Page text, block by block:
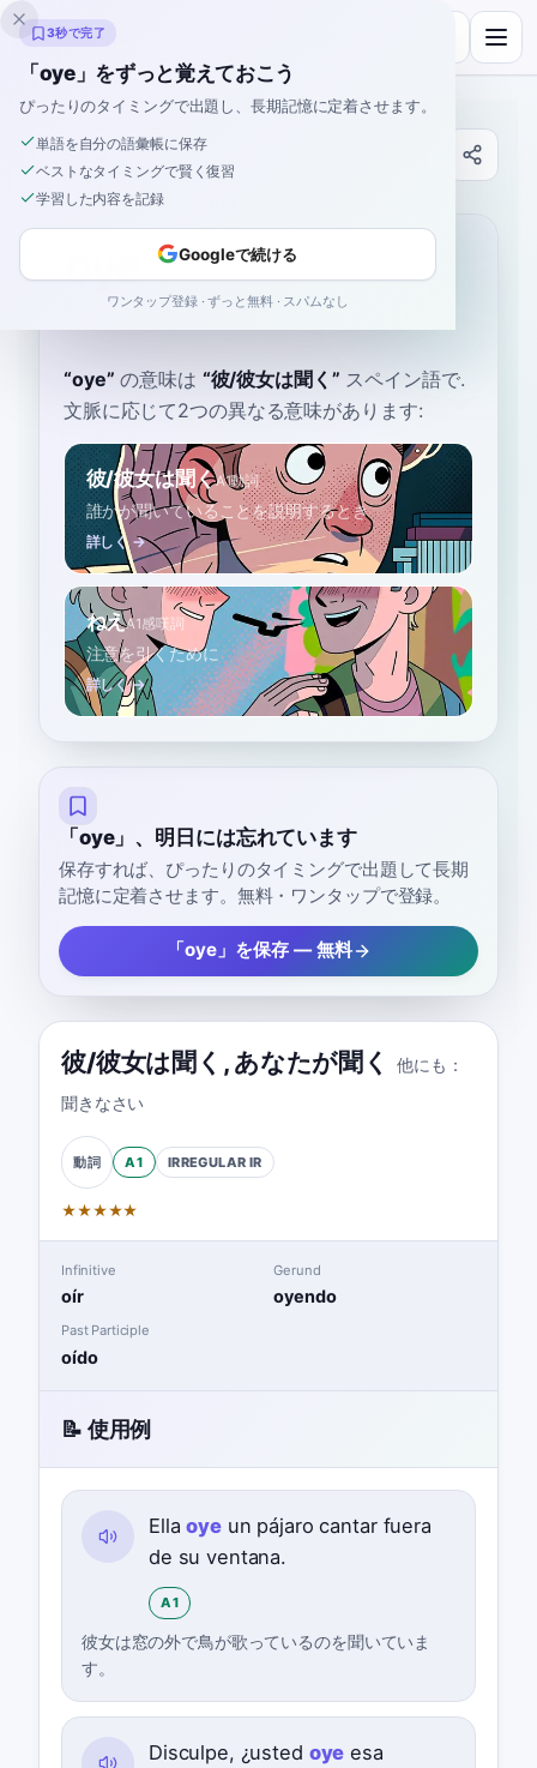
Inklingo
辞書
ホーム›スペイン語
oye
OY-eh ˈo.ʝe
“oye” の意味は “彼/彼女は聞く ” スペイン語で.
文脈に応じて2つの異なる意味があります:
彼/彼女は聞くA1動詞
誰かが聞いていることを説明するとき
詳しく →
ねえA1感嘆詞
注意を引くために
詳しく →
「oye」、明日には忘れています
保存すれば、ぴったりのタイミングで出題して長期
記憶に定着させます。無料・ワンタップで登録。
「oye」を保存 — 無料
彼/彼女は聞く , あなたが聞く
他にも：
聞きなさい
動詞 A1 IRREGULAR IR
★★★★★
Infinitive
oír
Gerund
oyendo
Past Participle
oído
📝 使用例
Ellaoyeun pájaro cantar fuera
de su ventana.
A1
彼女は窓の外で鳥が歌っているのを聞いていま
す。
Disculpe, ¿usted oye esa
3秒で完了
「oye」をずっと覚えておこう
ぴったりのタイミングで出題し、長期記憶に定着させます。
単語を自分の語彙帳に保存
ベストなタイミングで賢く復習
学習した内容を記録
Googleで続ける
ワンタップ登録 · ずっと無料 · スパムなし